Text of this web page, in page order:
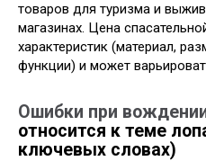
товаров для туризма и
магазинах. Цена
характеристик (материал,
функции) и может
Ошибки при
относится к теме
ключевых словах)